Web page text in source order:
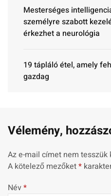
Mesterséges
személyre szabott
érkezhet a neurológia
19 tápláló étel, amely
gazdag
Vélemény,
Az e-mail címet nem tesszük
A kötelező mezőket*
Név*